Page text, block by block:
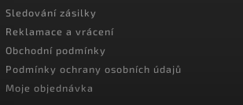
Sledování zásilky
Reklamace a vrácení
Obchodní podmínky
Podmínky ochrany osobních údajů
Moje objednávka